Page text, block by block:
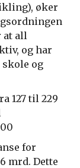
øker
at all
og har
skole og
127 til 229
for
mrd. Dette